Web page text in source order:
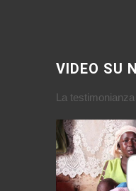
VIDEO SU
La